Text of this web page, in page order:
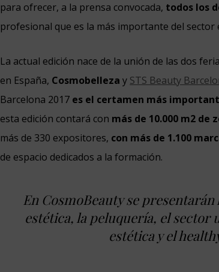
para ofrecer, a la prensa convocada, todos los
profesional que es la más importante del sector
La actual edición nace de la unión de las dos
en España, Cosmobellezay STS Beauty
Barcelona 2017 es el certamen más
esta edición contará con más de 10.000 m2 de
más de 330 expositores, con más de 1.100
de espacio dedicados a la formación.
En CosmoBeauty se
estética, la peluquería, el sector
estética y el